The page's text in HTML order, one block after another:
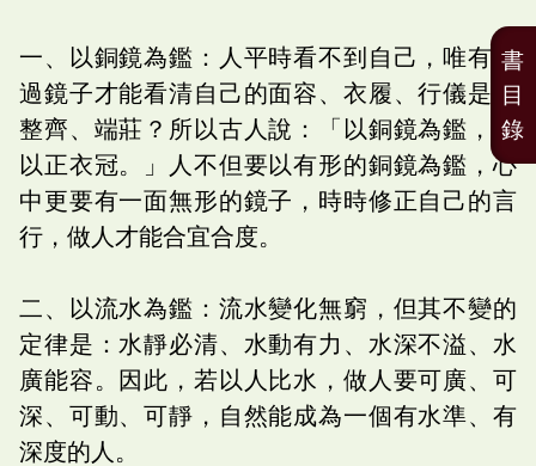
一、以銅鏡為鑑：人平時看不到自己，唯有透
過鏡子才能看清自己的面容、衣履、行儀是否
整齊、端莊？所以古人說：「以銅鏡為鑑，可
以正衣冠。」人不但要以有形的銅鏡為鑑，心
中更要有一面無形的鏡子，時時修正自己的言
行，做人才能合宜合度。
二、以流水為鑑：流水變化無窮，但其不變的
定律是：水靜必清、水動有力、水深不溢、水
廣能容。因此，若以人比水，做人要可廣、可
深、可動、可靜，自然能成為一個有水準、有
深度的人。
書
目
錄